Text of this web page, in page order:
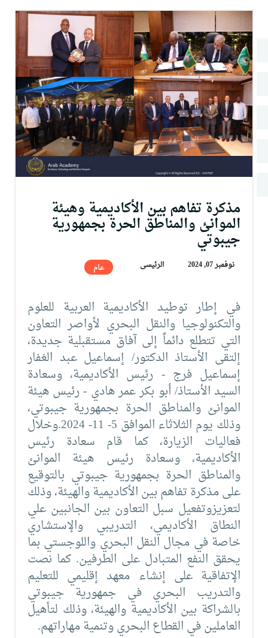
التدريب والخدمة المجتمعية
الإستشارات
مذكرة تفاهم بين الأكاديمية وهيئة
الموانئ والمناطق الحرة بجمهورية
جيبوتي
نوفمبر 07, 2024 الرئيسى عام
في إطار توطيد الأكاديمية العربية للعلوم
والتكنولوجيا والنقل البحري لأواصر التعاون
التي تتطلع دائماً إلى آفاق مستقبلية جديدة،
إلتقى الأستاذ الدكتور/ إسماعيل عبد الغفار
إسماعيل فرج - رئيس الأكاديمية، وسعادة
السيد الأستاذ/ أبو بكر عمر هادي - رئيس هيئة
الموانئ والمناطق الحرة بجمهورية جيبوتي،
وذلك يوم الثلاثاء الموافق 5- 11- 2024.وخلال
فعاليات الزيارة، كما قام سعادة رئيس
الأكاديمية، وسعادة رئيس هيئة الموانئ
والمناطق الحرة بجمهورية جيبوتي بالتوقيع
على مذكرة تفاهم بين الأكاديمية والهيئة، وذلك
لتعزيزوتفعيل سبل التعاون بين الجانبين علي
النطاق الأكاديمي، التدريبي والإستشاري
خاصة في مجال النقل البحري واللوجستي بما
يحقق النفع المتبادل على الطرفين. كما نصت
الإتفاقية على إنشاء معهد إقليمي للتعليم
والتدريب البحري في جمهورية جيبوتي
بالشراكة بين الأكاديمية والهيئة، وذلك لتأهيل
العاملين في القطاع البحري وتنمية مهاراتهم.